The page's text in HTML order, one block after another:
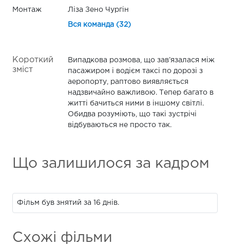
Монтаж Ліза Зено Чургін
Вся команда (32)
Короткий
зміст
Випадкова розмова, що зав’язалася між
пасажиром і водієм таксі по дорозі з
аеропорту, раптово виявляється
надзвичайно важливою. Тепер багато в
житті бачиться ними в іншому світлі.
Обидва розуміють, що такі зустрічі
відбуваються не просто так.
Що залишилося за кадром
Фільм був знятий за 16 днів.
Схожі фільми